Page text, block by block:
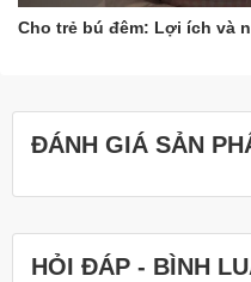
Cho trẻ bú đêm: Lợi ích và
ĐÁNH GIÁ SẢN
HỎI ĐÁP - BÌNH